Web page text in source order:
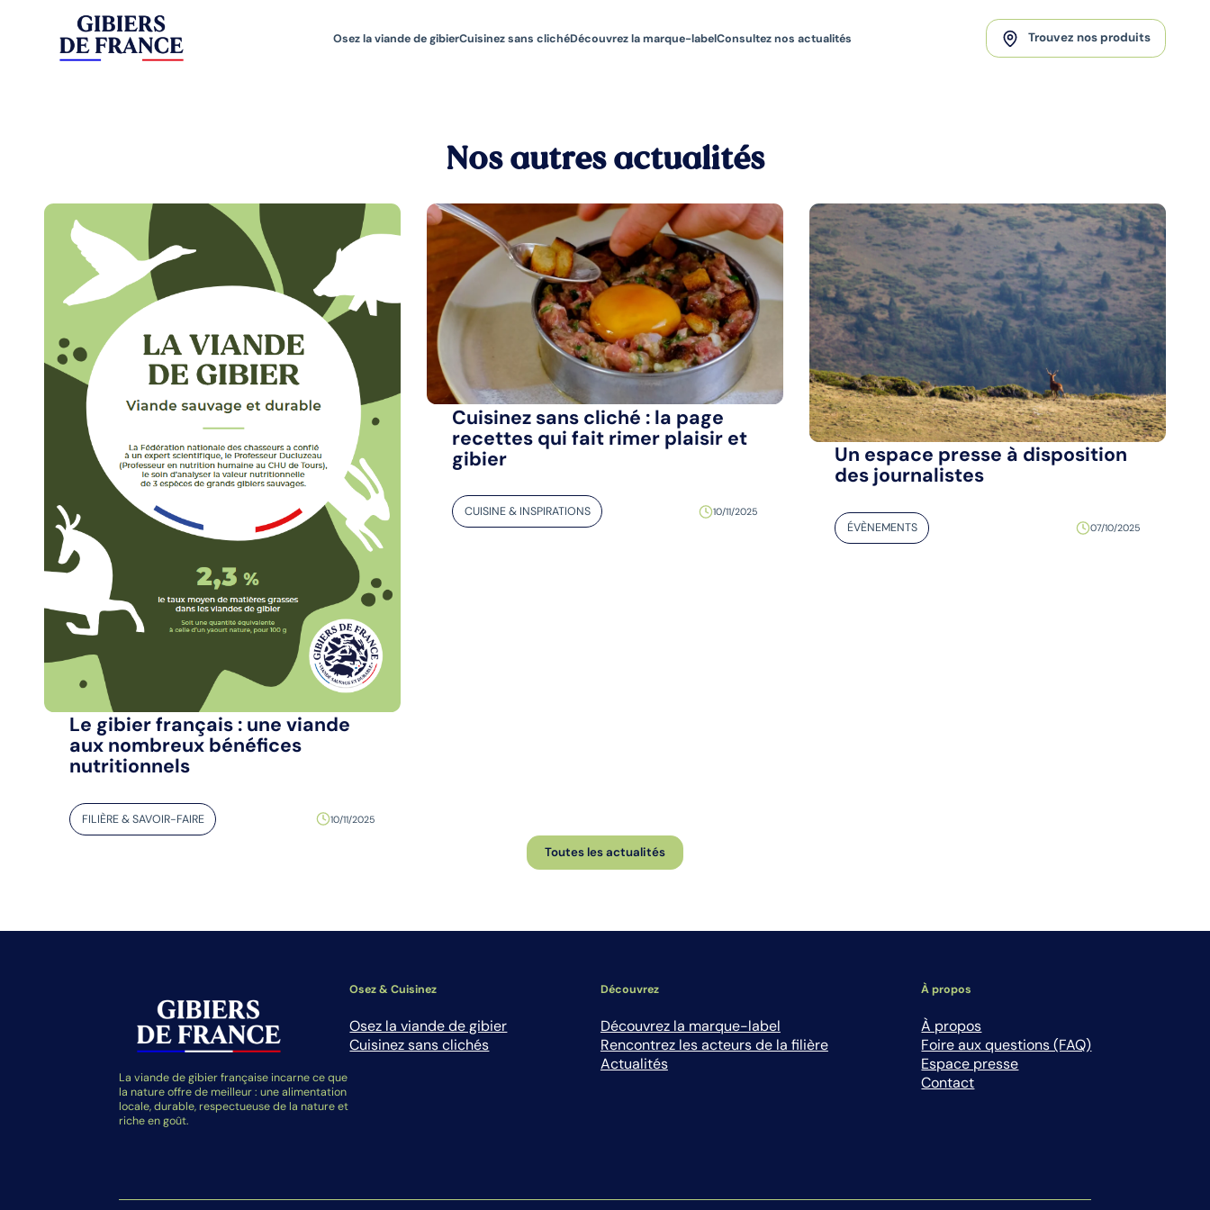
Osez la viande de gibierCuisinez sans clichéDécouvrez la marque-labelConsultez nos actualités Trouvez nos produits
Nos autres actualités
Le gibier français : une viande
aux nombreux bénéfices
nutritionnels
FILIÈRE & SAVOIR-FAIRE 10/11/2025
Cuisinez sans cliché : la page
recettes qui fait rimer plaisir et
gibier
CUISINE & INSPIRATIONS 10/11/2025
Un espace presse à disposition
des journalistes
ÉVÈNEMENTS 07/10/2025
Toutes les actualités
La viande de gibier française incarne ce que
la nature offre de meilleur : une alimentation
locale, durable, respectueuse de la nature et
riche en goût.
Osez & Cuisinez
Osez la viande de gibier
Cuisinez sans clichés
Découvrez
Découvrez la marque-label
Rencontrez les acteurs de la filière
Actualités
À propos
À propos
Foire aux questions (FAQ)
Espace presse
Contact